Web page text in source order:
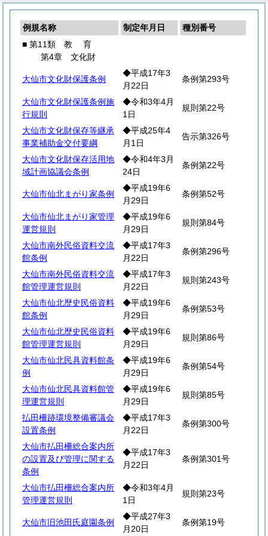
例規名称 制定年月日
種別番号
■ 第11類 教 育
第4章 文化財
大仙市文化財保護条例
◆平成17年3
月22日
条例第293号
大仙市文化財保護条例施
行規則
◆令和3年4月
1日
規則第22号
大仙市文化財保存等継承
事業補助金交付要綱
◆平成25年4
月1日
告示第326号
大仙市文化財保存活用地
域計画協議会条例
◆令和4年3月
24日
条例第22号
大仙市仙北まがり家条例
◆平成19年6
月29日
条例第52号
大仙市仙北まがり家管理
運営規則
◆平成19年6
月29日
規則第84号
大仙市南外民俗資料交流
館条例
◆平成17年3
月22日
条例第296号
大仙市南外民俗資料交流
館管理運営規則
◆平成17年3
月22日
規則第243号
大仙市仙北歴史民俗資料
館条例
◆平成19年6
月29日
条例第53号
大仙市仙北歴史民俗資料
館管理運営規則
◆平成19年6
月29日
規則第86号
大仙市仙北民具資料館条
例
◆平成19年6
月29日
条例第54号
大仙市仙北民具資料館管
理運営規則
◆平成19年6
月29日
規則第85号
払田柵跡環境整備審議会
設置条例
◆平成17年3
月22日
条例第300号
大仙市払田柵総合案内所
の設置及び管理に関する
条例
◆平成17年3
月22日
条例第301号
大仙市払田柵総合案内所
管理運営規則
◆令和3年4月
1日
規則第23号
大仙市旧池田氏庭園条例
◆平成27年3
月20日
条例第19号